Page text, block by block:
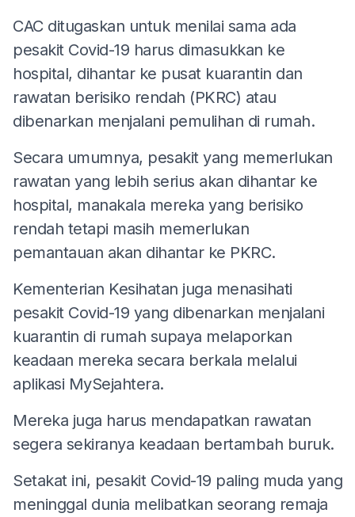
CAC ditugaskan untuk menilai sama ada
pesakit Covid-19 harus dimasukkan ke
hospital, dihantar ke pusat kuarantin dan
rawatan berisiko rendah (PKRC) atau
dibenarkan menjalani pemulihan di rumah.
Secara umumnya, pesakit yang memerlukan
rawatan yang lebih serius akan dihantar ke
hospital, manakala mereka yang berisiko
rendah tetapi masih memerlukan
pemantauan akan dihantar ke PKRC.
Kementerian Kesihatan juga menasihati
pesakit Covid-19 yang dibenarkan menjalani
kuarantin di rumah supaya melaporkan
keadaan mereka secara berkala melalui
aplikasi MySejahtera.
Mereka juga harus mendapatkan rawatan
segera sekiranya keadaan bertambah buruk.
Setakat ini, pesakit Covid-19 paling muda yang
meninggal dunia melibatkan seorang remaja